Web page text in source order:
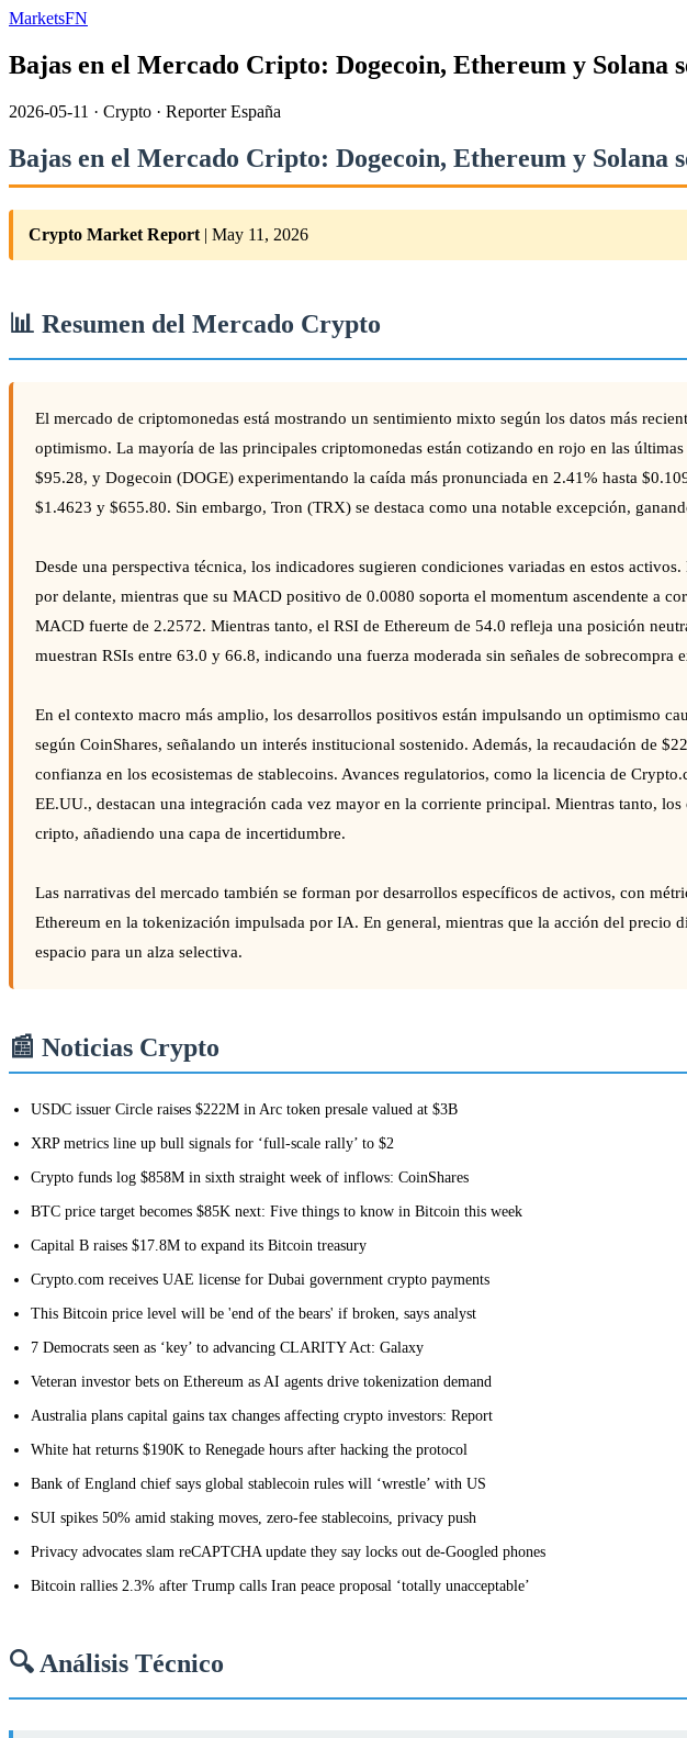
MarketsFN
Bajas en el Mercado Cripto: Dogecoin, Ethereum y Solana
2026-05-11 · Crypto · Reporter España
Bajas en el Mercado Cripto: Dogecoin, Ethereum y Solana
Crypto Market Report | May 11, 2026
📊 Resumen del Mercado Crypto
El mercado de criptomonedas está mostrando un sentimiento mixto según los datos más
optimismo. La mayoría de las principales criptomonedas están cotizando en rojo en las
$95.28, y Dogecoin (DOGE) experimentando la caída más pronunciada en 2.41% hasta
$1.4623 y $655.80. Sin embargo, Tron (TRX) se destaca como una notable excepción,
Desde una perspectiva técnica, los indicadores sugieren condiciones variadas en estos
por delante, mientras que su MACD positivo de 0.0080 soporta el momentum ascendente a
MACD fuerte de 2.2572. Mientras tanto, el RSI de Ethereum de 54.0 refleja una posición
muestran RSIs entre 63.0 y 66.8, indicando una fuerza moderada sin señales de sobrecompra
En el contexto macro más amplio, los desarrollos positivos están impulsando un optimismo
según CoinShares, señalando un interés institucional sostenido. Además, la recaudación de
confianza en los ecosistemas de stablecoins. Avances regulatorios, como la licencia de
EE.UU., destacan una integración cada vez mayor en la corriente principal. Mientras tanto,
cripto, añadiendo una capa de incertidumbre.
Las narrativas del mercado también se forman por desarrollos específicos de activos, con
Ethereum en la tokenización impulsada por IA. En general, mientras que la acción del precio
espacio para un alza selectiva.
📰 Noticias Crypto
USDC issuer Circle raises $222M in Arc token presale valued at $3B
XRP metrics line up bull signals for ‘full-scale rally’ to $2
Crypto funds log $858M in sixth straight week of inflows: CoinShares
BTC price target becomes $85K next: Five things to know in Bitcoin this week
Capital B raises $17.8M to expand its Bitcoin treasury
Crypto.com receives UAE license for Dubai government crypto payments
This Bitcoin price level will be 'end of the bears' if broken, says analyst
7 Democrats seen as ‘key’ to advancing CLARITY Act: Galaxy
Veteran investor bets on Ethereum as AI agents drive tokenization demand
Australia plans capital gains tax changes affecting crypto investors: Report
White hat returns $190K to Renegade hours after hacking the protocol
Bank of England chief says global stablecoin rules will ‘wrestle’ with US
SUI spikes 50% amid staking moves, zero-fee stablecoins, privacy push
Privacy advocates slam reCAPTCHA update they say locks out de-Googled phones
Bitcoin rallies 2.3% after Trump calls Iran peace proposal ‘totally unacceptable’
🔍 Análisis Técnico